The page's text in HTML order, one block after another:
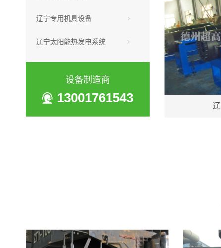
辽宁专用机具设备
辽宁太阳能热发电系统
设备制造商
13001761543